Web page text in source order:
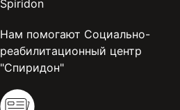
Нам помогают Социально-
реабилитационный центр
"Спиридон"